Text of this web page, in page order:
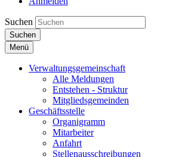
Suchen
Suchen
Menü
Verwaltungsgemeinschaft
Alle Meldungen
Entstehen - Struktur
Mitgliedsgemeinden
Geschäftsstelle
Organigramm
Mitarbeiter
Anfahrt
Stellenausschreibungen